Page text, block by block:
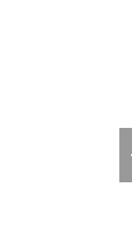
課題からさが
技術からさが
デジタルツイン